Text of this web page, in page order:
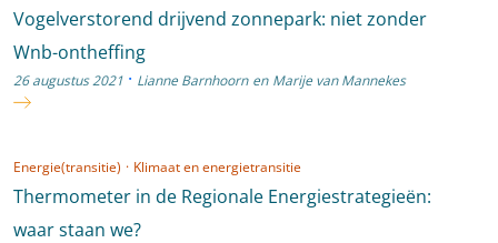
Vogelverstorend drijvend zonnepark: niet zonder
Wnb-ontheffing
26 augustus 2021 · Lianne Barnhoorn en Marije van Mannekes
Energie(transitie) · Klimaat en energietransitie
Thermometer in de Regionale Energiestrategieën:
waar staan we?